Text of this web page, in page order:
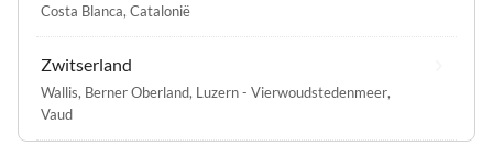
Costa Blanca, Catalonië
Zwitserland
Wallis, Berner Oberland, Luzern - Vierwoudstedenmeer,
Vaud